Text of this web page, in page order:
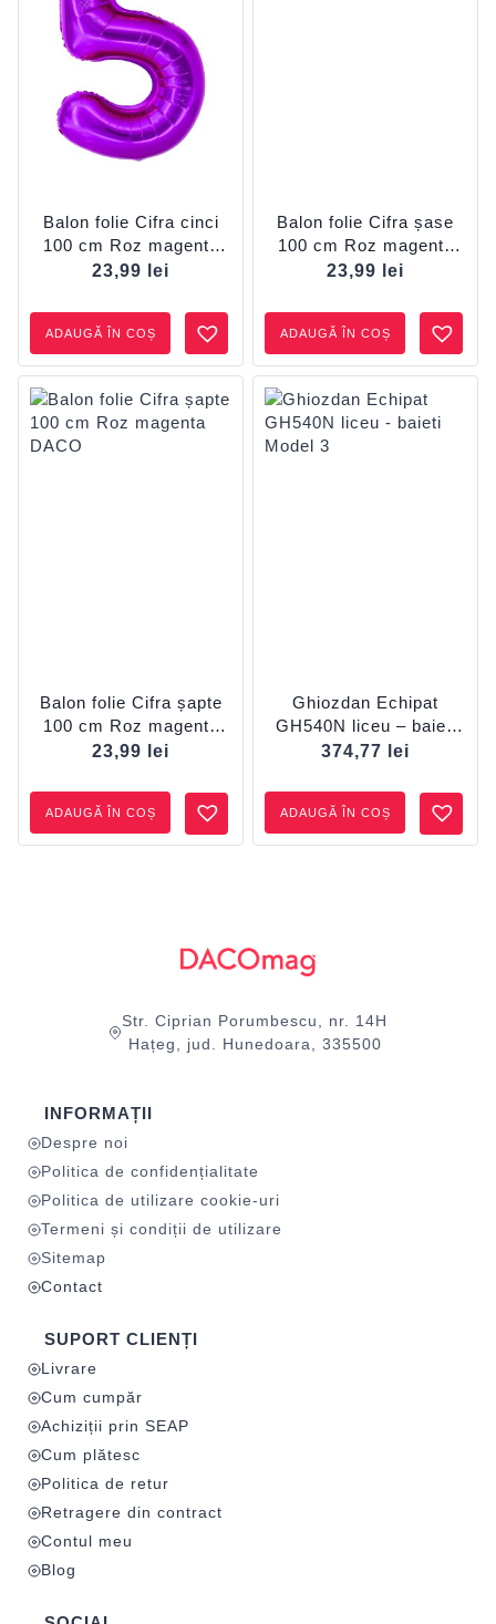
Balon folie Cifra cinci
100 cm Roz magenta
DACO
23,99 lei
ADAUGĂ ÎN COȘ
Balon folie Cifra șase
100 cm Roz magenta
DACO
23,99 lei
ADAUGĂ ÎN COȘ
Balon folie Cifra șapte
100 cm Roz magenta
DACO
23,99 lei
ADAUGĂ ÎN COȘ
Ghiozdan Echipat
GH540N liceu – baieti
Model 3
374,77 lei
ADAUGĂ ÎN COȘ
Str. Ciprian Porumbescu, nr. 14H
Hațeg, jud. Hunedoara, 335500
INFORMAȚII
Despre noi
Politica de confidențialitate
Politica de utilizare cookie-uri
Termeni și condiții de utilizare
Sitemap
Contact
SUPORT CLIENȚI
Livrare
Cum cumpăr
Achiziții prin SEAP
Cum plătesc
Politica de retur
Retragere din contract
Contul meu
Blog